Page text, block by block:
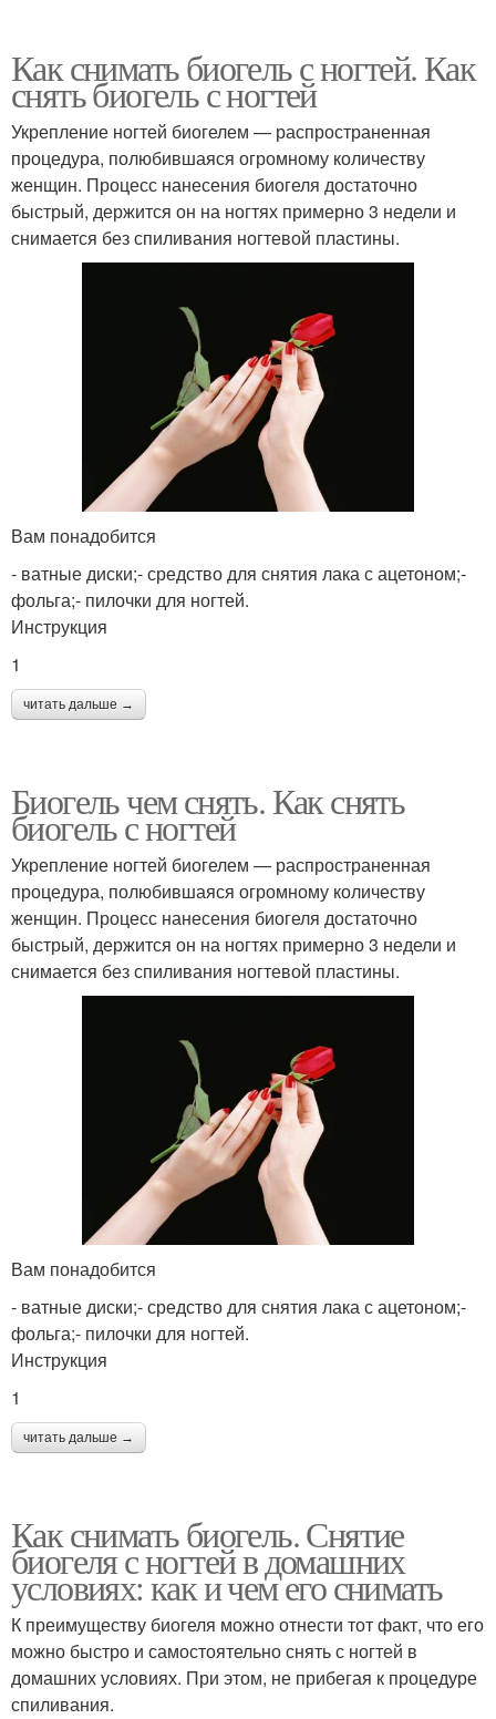
Как снимать биогель с ногтей. Как
снять биогель с ногтей
Укрепление ногтей биогелем — распространенная
процедура, полюбившаяся огромному количеству
женщин. Процесс нанесения биогеля достаточно
быстрый, держится он на ногтях примерно 3 недели и
снимается без спиливания ногтевой пластины.
Вам понадобится
- ватные диски;- средство для снятия лака с ацетоном;-
фольга;- пилочки для ногтей.
Инструкция
1
читать дальше →
Биогель чем снять. Как снять
биогель с ногтей
Укрепление ногтей биогелем — распространенная
процедура, полюбившаяся огромному количеству
женщин. Процесс нанесения биогеля достаточно
быстрый, держится он на ногтях примерно 3 недели и
снимается без спиливания ногтевой пластины.
Вам понадобится
- ватные диски;- средство для снятия лака с ацетоном;-
фольга;- пилочки для ногтей.
Инструкция
1
читать дальше →
Как снимать биогель. Снятие
биогеля с ногтей в домашних
условиях: как и чем его снимать
К преимуществу биогеля можно отнести тот факт, что его
можно быстро и самостоятельно снять с ногтей в
домашних условиях. При этом, не прибегая к процедуре
спиливания.